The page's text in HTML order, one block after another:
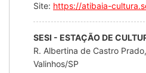
Site: https://atibaia-
SESI - ESTAÇÃO DE
R. Albertina de Castro
Valinhos/SP